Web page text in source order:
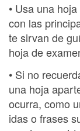
• Usa una
con las
te sirvan de
hoja de
• Si no
una hoja
ocurra, como
idas o frases